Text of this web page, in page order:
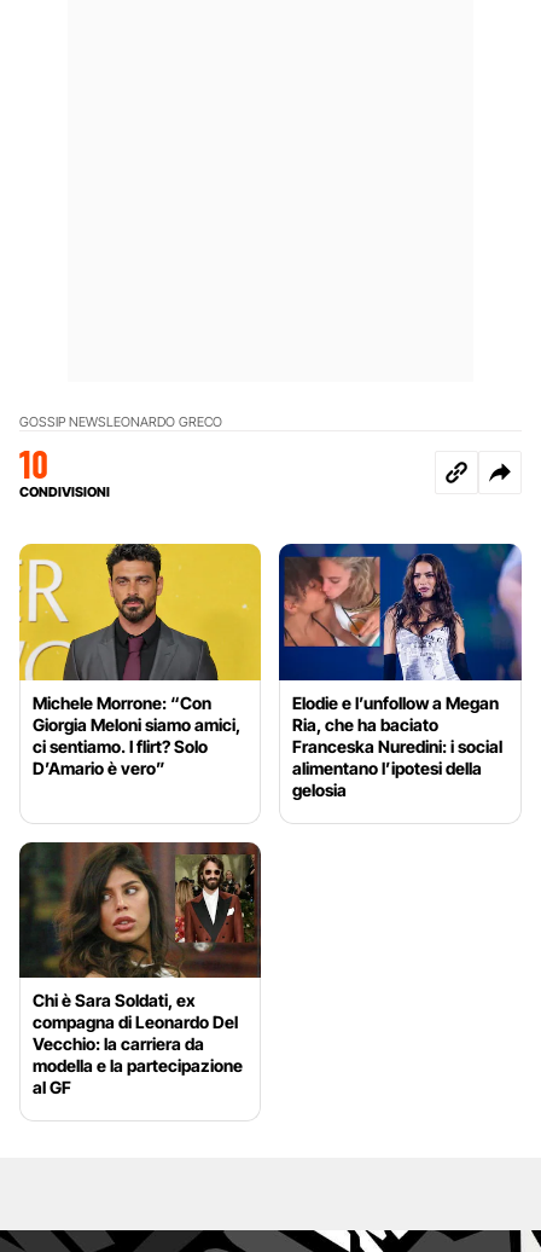
GOSSIP NEWSLEONARDO GRECO
10
CONDIVISIONI
Michele Morrone: “Con
Giorgia Meloni siamo amici,
ci sentiamo. I flirt? Solo
D’Amario è vero”
Elodie e l’unfollow a Megan
Ria, che ha baciato
Franceska Nuredini: i social
alimentano l’ipotesi della
gelosia
Chi è Sara Soldati, ex
compagna di Leonardo Del
Vecchio: la carriera da
modella e la partecipazione
al GF